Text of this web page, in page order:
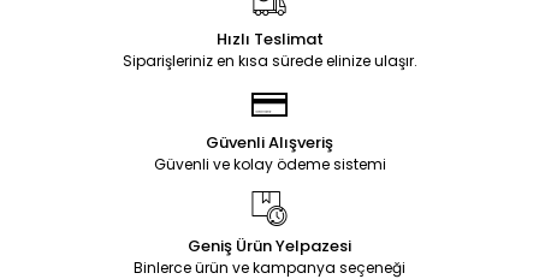
Hızlı Teslimat
Siparişleriniz en kısa sürede elinize ulaşır.
Güvenli Alışveriş
Güvenli ve kolay ödeme sistemi
Geniş Ürün Yelpazesi
Binlerce ürün ve kampanya seçeneği